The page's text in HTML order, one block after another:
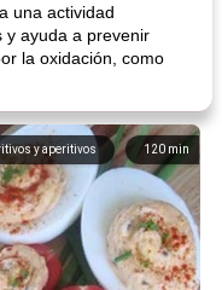
una actividad
y ayuda a prevenir
la oxidación, como
120 min
y aperitivos